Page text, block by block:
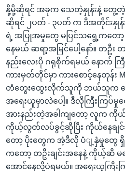
နို့မို့ဆိုရင် အခုက သေတဲ့နှုန်းနဲ့ တွေ့တဲ့
ဆိုရင် ၂ပတ် - ၃ပတ် က ဒီအတိုင်းနှု
ရဲ့ အပြုအမှုတွေ မပြင်သရွေ့ကတော့
နေမယ် ဆရာ့အမြင်ပေါ့နော်။ တဦး
နည်းလေးပို ဂရုစိုက်ရမယ် နောက် ကြီ
ကားမှတ်တိုင်မှာ ကားစောင့်နေတုန်း
တံတွေးထွေးလိုက်သူကို ဘယ်သူက ပ
အရေးယူမှာလဲပေါ့။ ဒီလိုကြီးကြပ်
အားနည်းတဲ့အခါကျတော့ လူက ကို
ကိုယ့်လွတ်လပ်ခွင့်ဆိုပြီး ကိုယ်နေချင်
တော့ ပိုးတွေက အဲ့ဒီလို ပံံျ့နှံမှုတွေ
ကတော့ တဦးချင်းအနေနဲ့ ကိုယ့်ဆီ မ
အောင်နေလို့ပဲရမယ်။ အရေးယူကြီးက